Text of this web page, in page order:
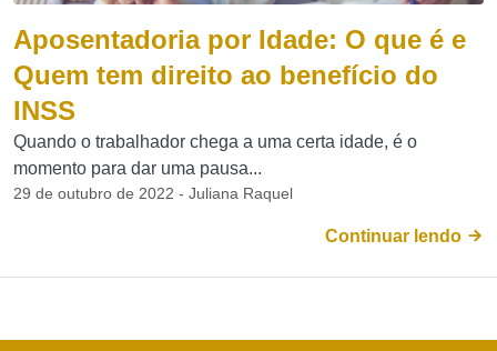
Aposentadoria por Idade: O que é e
Quem tem direito ao benefício do
INSS
Quando o trabalhador chega a uma certa idade, é o
momento para dar uma pausa...
29 de outubro de 2022 - Juliana Raquel
Continuar lendo